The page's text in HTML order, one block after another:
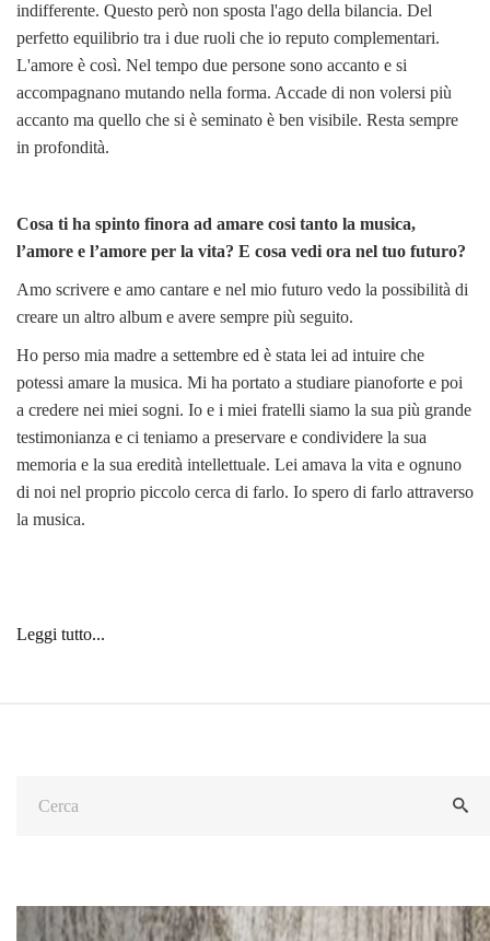
indifferente. Questo però non sposta l'ago della bilancia. Del
perfetto equilibrio tra i due ruoli che io reputo complementari.
L'amore è così. Nel tempo due persone sono accanto e si
accompagnano mutando nella forma. Accade di non volersi più
accanto ma quello che si è seminato è ben visibile. Resta sempre
in profondità.
Cosa ti ha spinto finora ad amare cosi tanto la musica,
l’amore e l’amore per la vita? E cosa vedi ora nel tuo futuro?
Amo scrivere e amo cantare e nel mio futuro vedo la possibilità di
creare un altro album e avere sempre più seguito.
Ho perso mia madre a settembre ed è stata lei ad intuire che
potessi amare la musica. Mi ha portato a studiare pianoforte e poi
a credere nei miei sogni. Io e i miei fratelli siamo la sua più grande
testimonianza e ci teniamo a preservare e condividere la sua
memoria e la sua eredità intellettuale. Lei amava la vita e ognuno
di noi nel proprio piccolo cerca di farlo. Io spero di farlo attraverso
la musica.
Leggi tutto...